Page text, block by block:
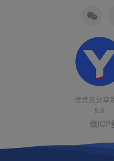
优优云分享
5.0
赣ICP